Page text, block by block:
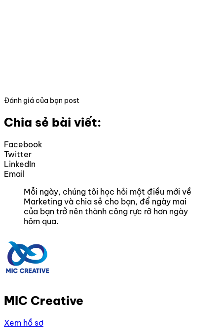
Đánh giá của bạn post
Chia sẻ bài viết:
Facebook
Twitter
LinkedIn
Email
Mỗi ngày, chúng tôi học hỏi một điều mới về
Marketing và chia sẻ cho bạn, để ngày mai
của bạn trở nên thành công rực rỡ hơn ngày
hôm qua.
MIC Creative
Xem hồ sơ